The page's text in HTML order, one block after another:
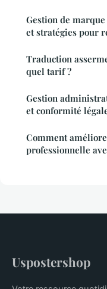
Gestion de
et stratégies pour
Traduction
quel tarif ?
Gestion
et conformité
Comment
professionnelle
Uspostershop